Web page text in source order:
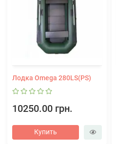
Лодка Omega 280LS(PS)
10250.00 грн.
Купить